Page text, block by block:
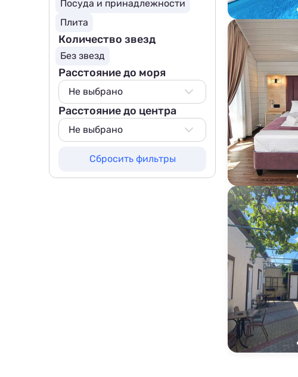
Посуда и принадлежности
Плита
Количество звезд
Без звезд
Расстояние до моря
Не выбрано
Не выбрано
500 м
1000 м
1500 м
Расстояние до центра
Не выбрано
Сбросить фильтры